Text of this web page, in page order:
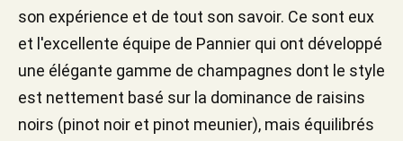
son expérience et de tout son savoir. Ce sont eux
et l'excellente équipe de Pannier qui ont développé
une élégante gamme de champagnes dont le style
est nettement basé sur la dominance de raisins
noirs (pinot noir et pinot meunier), mais équilibrés